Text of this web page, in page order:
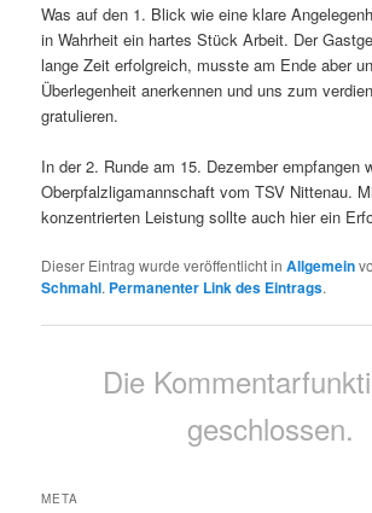
Was auf den 1. Blick wie eine klare
in Wahrheit ein hartes Stück Arbeit. Der
lange Zeit erfolgreich, musste am Ende aber
Überlegenheit anerkennen und uns zum
gratulieren.
In der 2. Runde am 15. Dezember empfangen
Oberpfalzligamannschaft vom TSV Nittenau.
konzentrierten Leistung sollte auch hier ein
Dieser Eintrag wurde veröffentlicht inAllgemein
Schmahl. Permanenter Link des Eintrags.
Die
geschlossen.
META